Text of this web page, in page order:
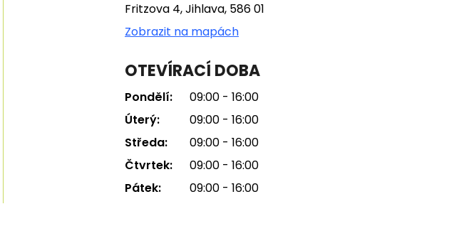
Fritzova 4, Jihlava, 586 01
Zobrazit na mapách
OTEVÍRACÍ DOBA
Pondělí:
09:00 - 16:00
Úterý:
09:00 - 16:00
Středa:
09:00 - 16:00
Čtvrtek:
09:00 - 16:00
Pátek:
09:00 - 16:00